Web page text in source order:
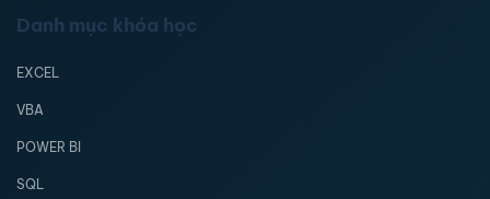
Danh mục khóa học
EXCEL
VBA
POWER BI
SQL